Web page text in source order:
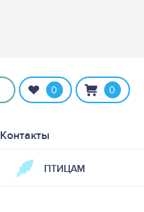
0 0
Контакты
ПТИЦАМ